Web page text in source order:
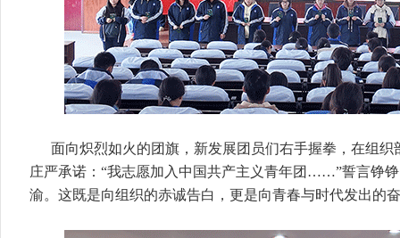
面向炽烈如火的团旗，新发展团员们右手握拳，在组
庄严承诺：“我志愿加入中国共产主义青年团……”誓言铮
渝。这既是向组织的赤诚告白，更是向青春与时代发出的